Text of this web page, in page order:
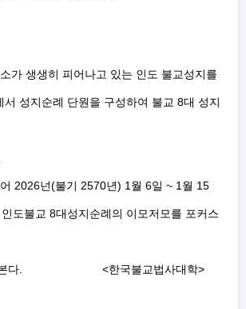
가 생생히 피어나고 있는 인도 불교성지를
서 성지순례 단원을 구성하여 불교 8대 성지
2026넌(불기 2570년) 1 월 6일 ~ 1 월 15
도불교 8대성지순례의 이모저모를 포커스
다 <한국불교법사대학>